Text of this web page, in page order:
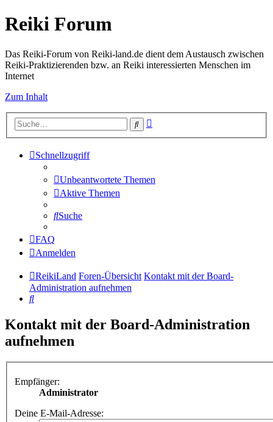
Reiki Forum
Das Reiki-Forum von Reiki-land.de dient dem Austausch zwischen
Reiki-Praktizierenden bzw. an Reiki interessierten Menschen im
Internet
Zum Inhalt
Suche
Schnellzugriff
Unbeantwortete Themen
Aktive Themen
Suche
FAQ
Anmelden
ReikiLand Foren-Übersicht Kontakt mit der Board-
Administration aufnehmen
Suche
Kontakt mit der Board-Administration
aufnehmen
Empfänger:
Administrator
Deine E-Mail-Adresse: